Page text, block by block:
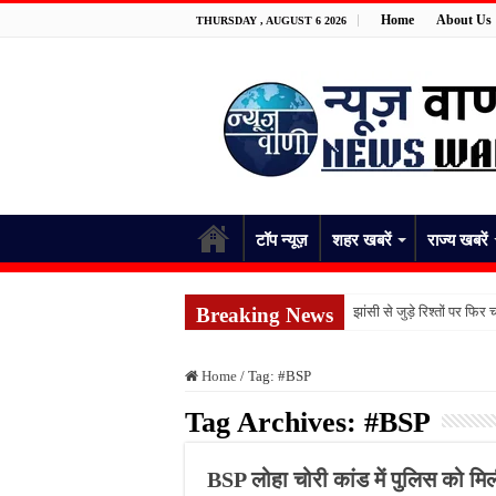
THURSDAY , AUGUST 6 2026 Home About Us
टॉप न्यूज़ शहर खबरें राज्य खबरें
Breaking News झांसी से जुड़े रिश्तों पर फिर
संघर्ष के दिनों को याद कर
संसद मानसून सत्र में फिर
Home / Tag: #BSP
Tag Archives: #BSP
BSP लोहा चोरी कांड में पुलिस को